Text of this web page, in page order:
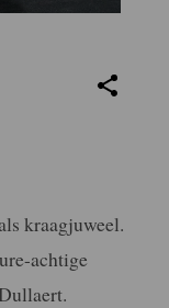
kraagjuweel.
achtige